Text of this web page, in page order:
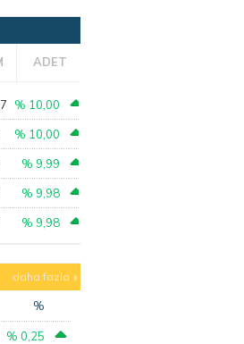
ADET
% 10,00
% 10,00
% 9,99
% 9,98
% 9,98
daha fazla
%
% 0,25